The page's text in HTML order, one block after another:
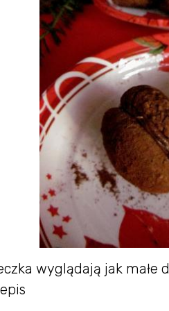
wyglądają jak małe